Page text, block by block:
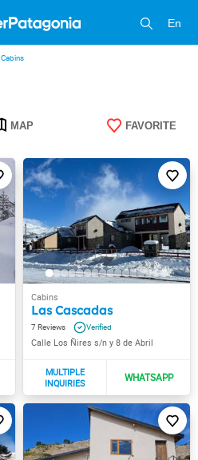
En
Cabins
MAP FAVORITE
Las Cascadas
7
Calle Los Ñires s/n y 8 de Abril